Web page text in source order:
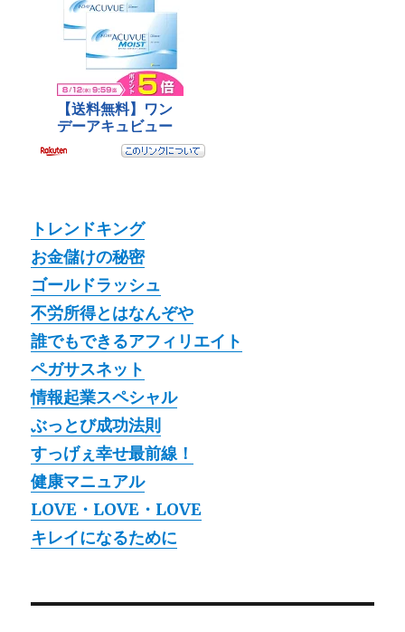
トレンドキング
お金儲けの秘密
ゴールドラッシュ
不労所得とはなんぞや
誰でもできるアフィリエイト
ペガサスネット
情報起業スペシャル
ぶっとび成功法則
すっげぇ幸せ最前線！
健康マニュアル
LOVE・LOVE・LOVE
キレイになるために